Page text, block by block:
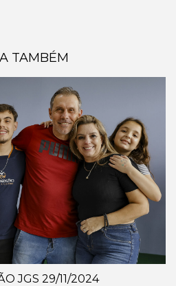
TAMBÉM
JGS 29/11/2024